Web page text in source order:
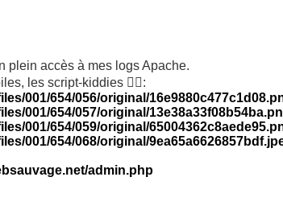
plein accès à mes logs Apache.
les script-kiddies 🤦‍♂️:
001/654/056/original/
001/654/057/original/
001/654/059/original/
001/654/068/original/
admin.php